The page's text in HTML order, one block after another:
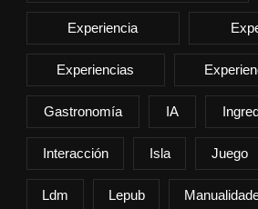
Experiencia
Experiencias
Gastronomía IA
Interacción Isla Juego
Ldm Lepub